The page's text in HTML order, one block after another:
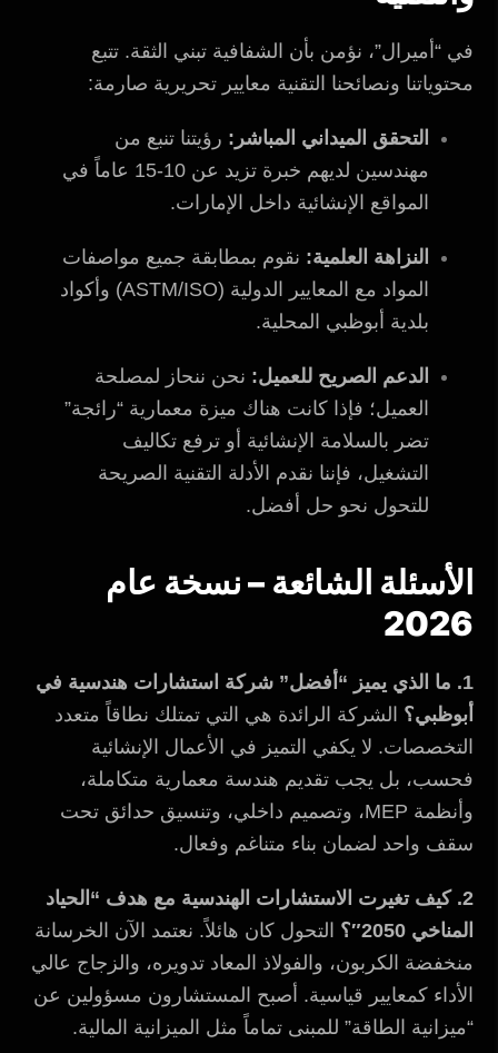
في “أميرال”، نؤمن بأن الشفافية تبني الثقة. تتبع
محتوياتنا ونصائحنا التقنية معايير تحريرية صارمة:
التحقق الميداني المباشر: رؤيتنا تنبع من
مهندسين لديهم خبرة تزيد عن 10-15 عاماً في
المواقع الإنشائية داخل الإمارات.
النزاهة العلمية: نقوم بمطابقة جميع مواصفات
المواد مع المعايير الدولية (ASTM/ISO) وأكواد
بلدية أبوظبي المحلية.
الدعم الصريح للعميل: نحن ننحاز لمصلحة
العميل؛ فإذا كانت هناك ميزة معمارية “رائجة”
تضر بالسلامة الإنشائية أو ترفع تكاليف
التشغيل، فإننا نقدم الأدلة التقنية الصريحة
للتحول نحو حل أفضل.
الأسئلة الشائعة – نسخة عام
2026
1. ما الذي يميز “أفضل” شركة استشارات هندسية في
أبوظبي؟ الشركة الرائدة هي التي تمتلك نطاقاً متعدد
التخصصات. لا يكفي التميز في الأعمال الإنشائية
فحسب، بل يجب تقديم هندسة معمارية متكاملة،
وأنظمة MEP، وتصميم داخلي، وتنسيق حدائق تحت
سقف واحد لضمان بناء متناغم وفعال.
2. كيف تغيرت الاستشارات الهندسية مع هدف “الحياد
المناخي 2050″؟
التحول كان هائلاً. نعتمد الآن الخرسانة
منخفضة الكربون، والفولاذ المعاد تدويره، والزجاج عالي
الأداء كمعايير قياسية. أصبح المستشارون مسؤولين عن
“ميزانية الطاقة” للمبنى تماماً مثل الميزانية المالية.